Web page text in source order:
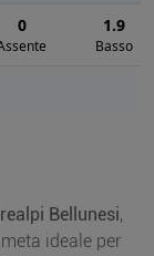
0 1.9
Basso
Bellunesi,
ideale per